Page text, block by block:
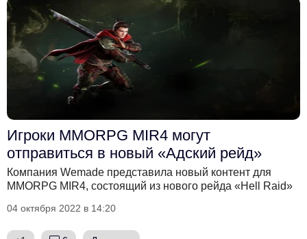
Игроки MMORPG MIR4 могут
отправиться в новый «Адский рейд»
Компания Wemade представила новый контент для
MMORPG MIR4, состоящий из нового рейда «Hell Raid»
04 октября 2022 в 14:20